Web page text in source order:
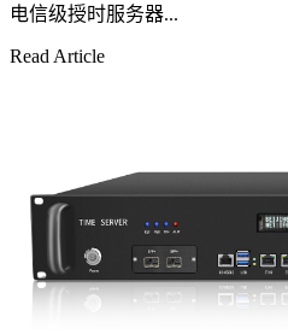
电信级授时服务器...
Read Article